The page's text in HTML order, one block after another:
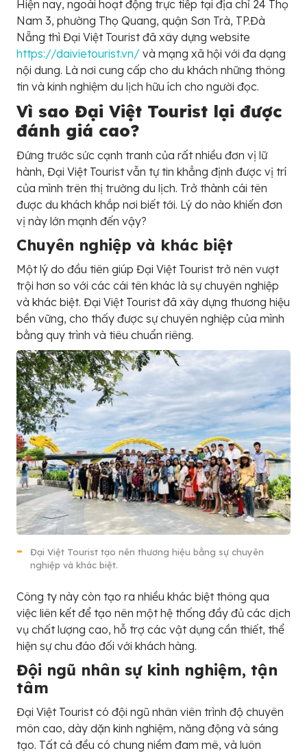
Hiện nay, ngoài hoạt động trực tiếp tại địa chỉ 24 Thọ
Nam 3, phường Thọ Quang, quận Sơn Trà, TP.Đà
Nẵng thì Đại Việt Tourist đã xây dựng website
https://daivietourist.vn/ và mạng xã hội với đa dạng
nội dung. Là nơi cung cấp cho du khách những thông
tin và kinh nghiệm du lịch hữu ích cho người đọc.
Vì sao Đại Việt Tourist lại được
đánh giá cao?
Đứng trước sức cạnh tranh của rất nhiều đơn vị lữ
hành, Đại Việt Tourist vẫn tự tin khẳng định được vị trí
của mình trên thị trường du lịch. Trở thành cái tên
được du khách khắp nơi biết tới. Lý do nào khiến đơn
vị này lớn mạnh đến vậy?
Chuyên nghiệp và khác biệt
Một lý do đầu tiên giúp Đại Việt Tourist trở nên vượt
trội hơn so với các cái tên khác là sự chuyên nghiệp
và khác biệt. Đại Việt Tourist đã xây dựng thương hiệu
bền vững, cho thấy được sự chuyên nghiệp của mình
bằng quy trình và tiêu chuẩn riêng.
Đại Việt Tourist tạo nên thương hiệu bằng sự chuyên
nghiệp và khác biệt.
Công ty này còn tạo ra nhiều khác biệt thông qua
việc liên kết để tạo nên một hệ thống đầy đủ các dịch
vụ chất lượng cao, hỗ trợ các vật dụng cần thiết, thể
hiện sự chu đáo đối với khách hàng.
Đội ngũ nhân sự kinh nghiệm, tận
tâm
Đại Việt Tourist có đội ngũ nhân viên trình độ chuyên
môn cao, dày dặn kinh nghiệm, năng động và sáng
tạo. Tất cả đều có chung niềm đam mê, và luôn